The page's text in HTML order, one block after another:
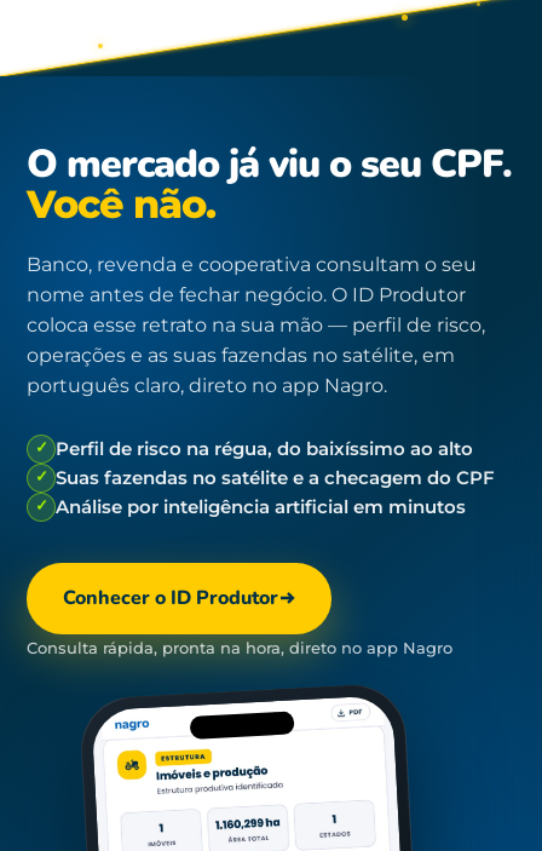
O mercado já viu o seu CPF.
Você não.
Banco, revenda e cooperativa consultam o seu
nome antes de fechar negócio. O ID Produtor
coloca esse retrato na sua mão — perfil de risco,
operações e as suas fazendas no satélite, em
português claro, direto no app Nagro.
✓ Perfil de risco na régua, do baixíssimo ao alto
✓ Suas fazendas no satélite e a checagem do CPF
✓ Análise por inteligência artificial em minutos
Conhecer o ID Produtor
Consulta rápida, pronta na hora, direto no app Nagro